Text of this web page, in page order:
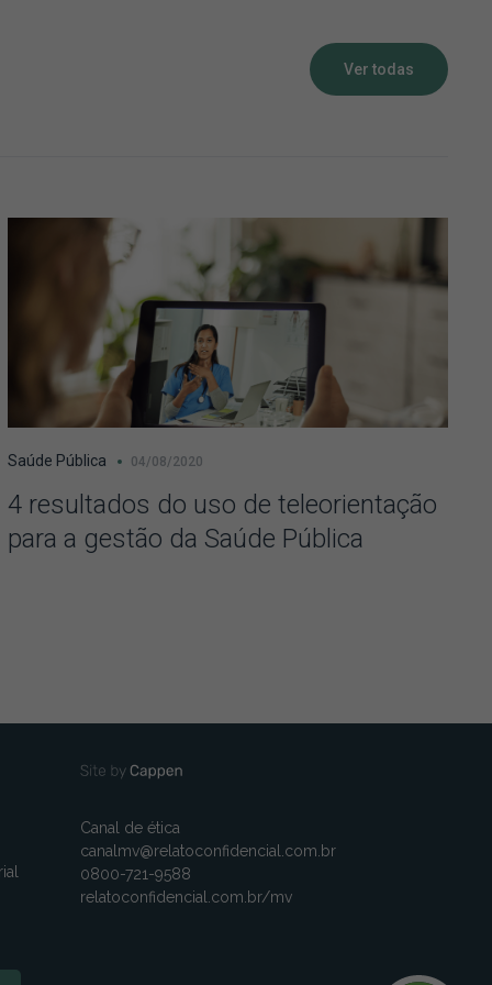
Ver todas
Saúde Pública 04/08/2020
4 resultados do uso de teleorientação
para a gestão da Saúde Pública
Canal de ética
canalmv@relatoconfidencial.com.br
0800-721-9588
relatoconfidencial.com.br/mv